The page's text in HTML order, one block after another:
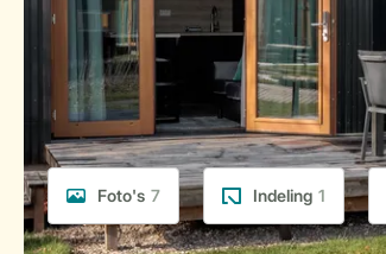
Foto's 7 Indeling 1